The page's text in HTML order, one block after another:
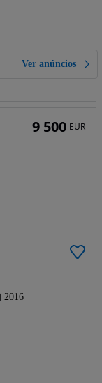
Ver anúncios
2016
9 500 EUR